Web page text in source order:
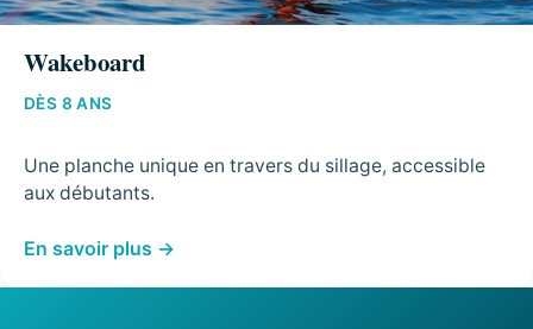
Wakeboard
DÈS 8 ANS
Une planche unique en travers du sillage, accessible
aux débutants.
En savoir plus